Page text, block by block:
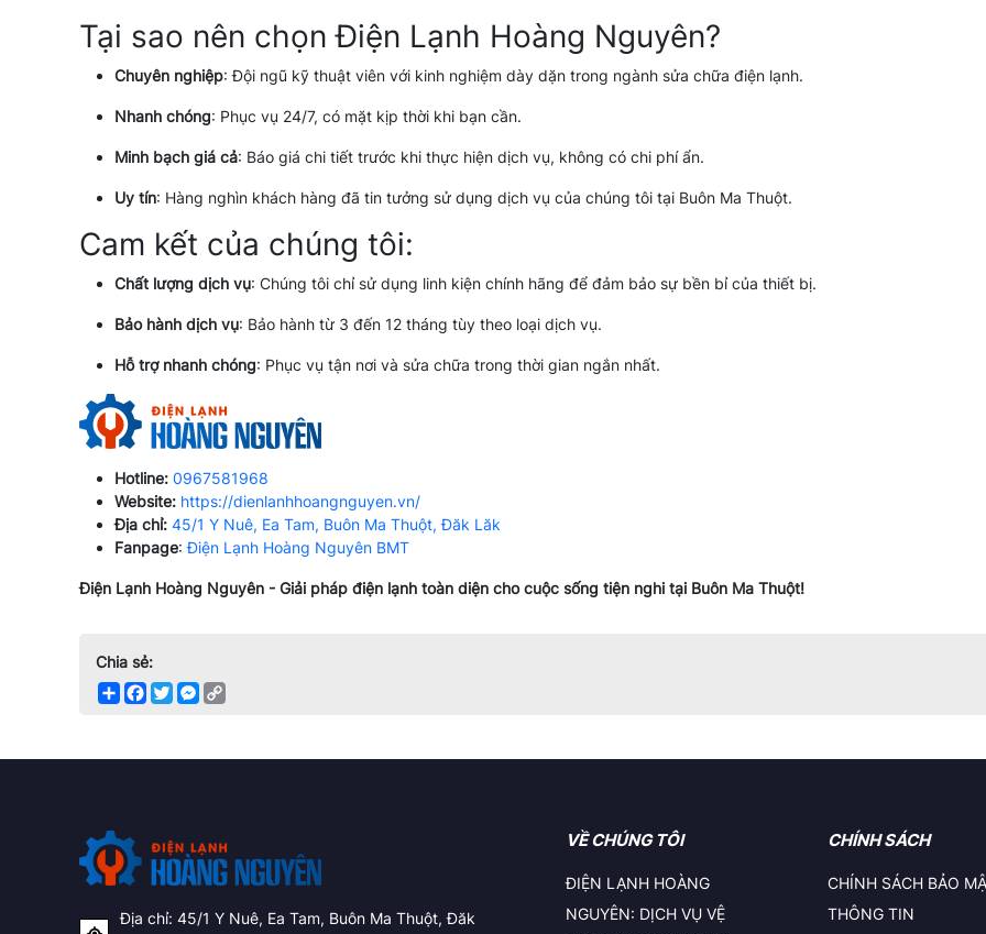
Tại sao nên chọn Điện Lạnh Hoàng Nguyên?
Chuyên nghiệp: Đội ngũ kỹ thuật viên với kinh nghiệm dày dặn trong ngành sửa chữa điện lạnh.
Nhanh chóng: Phục vụ 24/7, có mặt kịp thời khi bạn cần.
Minh bạch giá cả: Báo giá chi tiết trước khi thực hiện dịch vụ, không có chi phí ẩn.
Uy tín: Hàng nghìn khách hàng đã tin tưởng sử dụng dịch vụ của chúng tôi tại Buôn Ma Thuột.
Cam kết của chúng tôi:
Chất lượng dịch vụ: Chúng tôi chỉ sử dụng linh kiện chính hãng để đảm bảo sự bền bỉ của thiết bị.
Bảo hành dịch vụ: Bảo hành từ 3 đến 12 tháng tùy theo loại dịch vụ.
Hỗ trợ nhanh chóng: Phục vụ tận nơi và sửa chữa trong thời gian ngắn nhất.
Hotline: 0967581968
Website: https://dienlanhhoangnguyen.vn/
Địa chỉ: 45/1 Y Nuê, Ea Tam, Buôn Ma Thuột, Đăk Lăk
Fanpage:Điện Lạnh Hoàng Nguyên BMT
Điện Lạnh Hoàng Nguyên - Giải pháp điện lạnh toàn diện cho cuộc sống tiện nghi tại Buôn Ma Thuột!
Chia sẻ:
ShareFacebook
TwitterMessenger
Địa chỉ: 45/1 Y Nuê, Ea Tam, Buôn Ma Thuột, Đăk
VỀ CHÚNG TÔI
ĐIỆN LẠNH HOÀNG
NGUYÊN: DỊCH VỤ VỆ
CHÍNH SÁCH
CHÍNH SÁCH BẢO
THÔNG TIN